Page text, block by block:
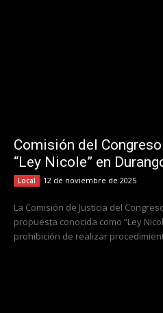
Comisión del
“Ley Nicole” en
Local 12 de noviembre de 2025
La Comisión de Justicia del
propuesta conocida como “Ley
prohibición de realizar